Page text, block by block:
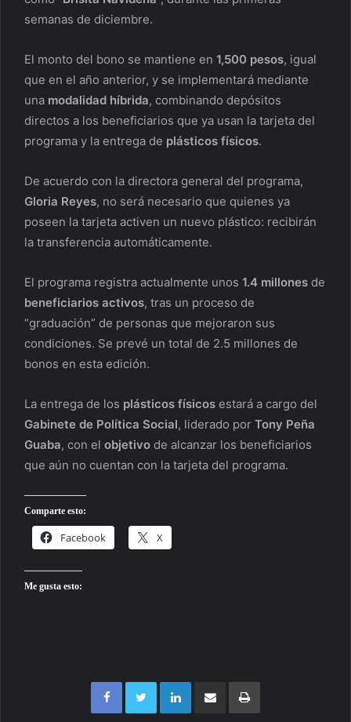
semanas de diciembre.
El monto del bono se mantiene en 1,500 pesos, igual
que en el año anterior, y se implementará mediante
una modalidad híbrida, combinando depósitos
directos a los beneficiarios que ya usan la tarjeta del
programa y la entrega de plásticos físicos.
De acuerdo con la directora general del programa,
Gloria Reyes, no será necesario que quienes ya
poseen la tarjeta activen un nuevo plástico: recibirán
la transferencia automáticamente.
El programa registra actualmente unos 1.4 millones de
beneficiarios activos, tras un proceso de
“graduación” de personas que mejoraron sus
condiciones. Se prevé un total de 2.5 millones de
bonos en esta edición.
La entrega de los plásticos físicos estará a cargo del
Gabinete de Política Social, liderado por Tony Peña
Guaba, con el objetivo de alcanzar los beneficiarios
que aún no cuentan con la tarjeta del programa.
Comparte esto:
Facebook X
Me gusta esto:
FacebookTwitterLinkedInCompartir por correo electrónicoImprimir